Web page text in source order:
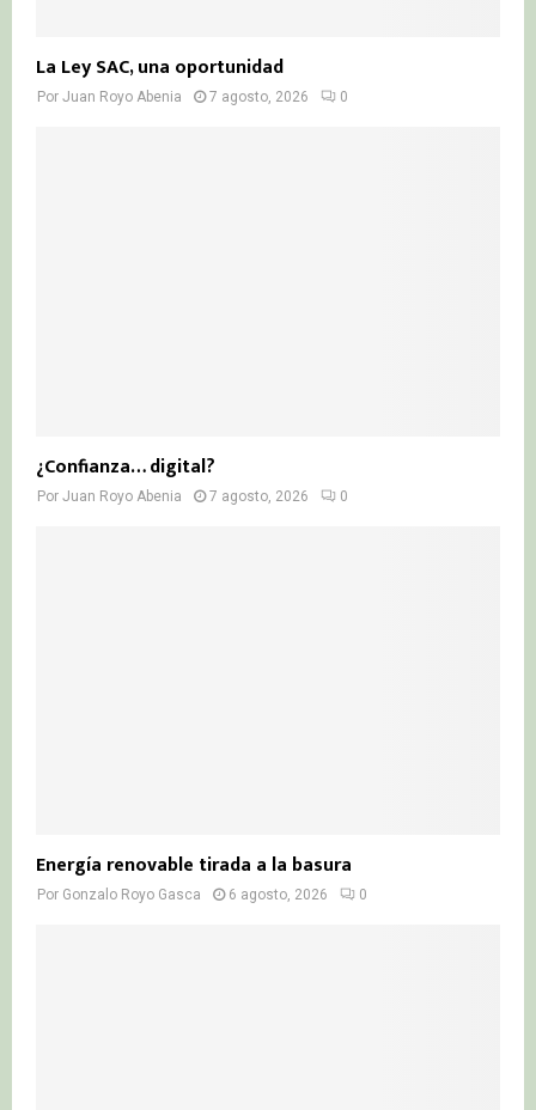
La Ley SAC, una oportunidad
Por Juan Royo Abenia 7 agosto, 2026 0
¿Confianza… digital?
Por Juan Royo Abenia 7 agosto, 2026 0
Energía renovable tirada a la basura
Por Gonzalo Royo Gasca 6 agosto, 2026 0